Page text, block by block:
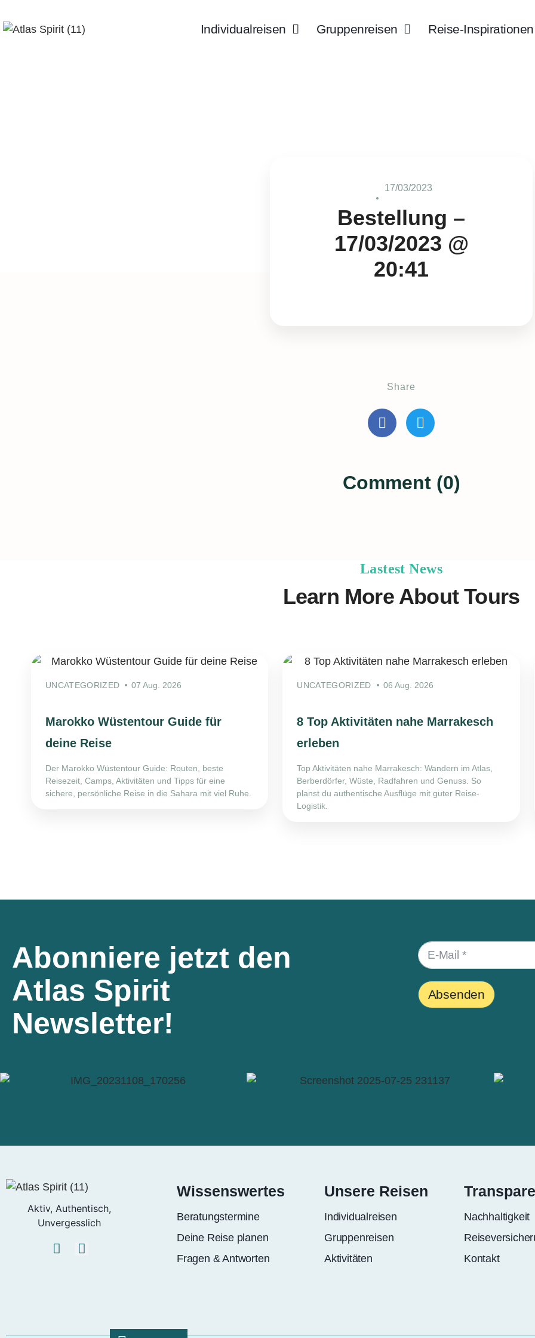
Individualreisen Gruppenreisen Reise-Inspirationen
17/03/2023
Bestellung –
17/03/2023 @
20:41
Share
Comment (0)
Lastest News
Learn More About Tours
UNCATEGORIZED 07 Aug. 2026
Marokko Wüstentour Guide für
deine Reise
Der Marokko Wüstentour Guide: Routen, beste
Reisezeit, Camps, Aktivitäten und Tipps für eine
sichere, persönliche Reise in die Sahara mit viel Ruhe.
UNCATEGORIZED 06 Aug. 2026
8 Top Aktivitäten nahe Marrakesch
erleben
Top Aktivitäten nahe Marrakesch: Wandern im Atlas,
Berberdörfer, Wüste, Radfahren und Genuss. So
planst du authentische Ausflüge mit guter Reise-
Logistik.
Abonniere jetzt den
Atlas Spirit
Newsletter!
Absenden
Aktiv, Authentisch,
Unvergesslich
Wissenswertes
Beratungstermine
Deine Reise planen
Fragen & Antworten
Unsere Reisen
Individualreisen
Gruppenreisen
Aktivitäten
Nachhaltigkeit
Kontakt